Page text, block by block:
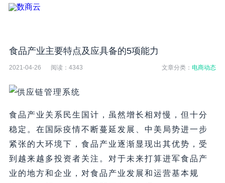
食品产业主要特点及应具备的5项能力
2021-04-26 阅读： 4343 文章分类：电商动态
食品产业关系民生国计，虽然增长相对慢，但十分
稳定。在国际疫情不断蔓延发展、中美局势进一步
紧张的大环境下，食品产业逐渐显现出其优势，受
到越来越多投资者关注。对于未来打算进军食品产
业的地方和企业，对食品产业发展和运营基本规